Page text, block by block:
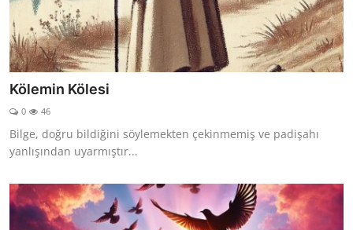
Kölemin Kölesi
0 46
Bilge, doğru bildiğini söylemekten çekinmemiş ve padişahı
yanlışından uyarmıştır...